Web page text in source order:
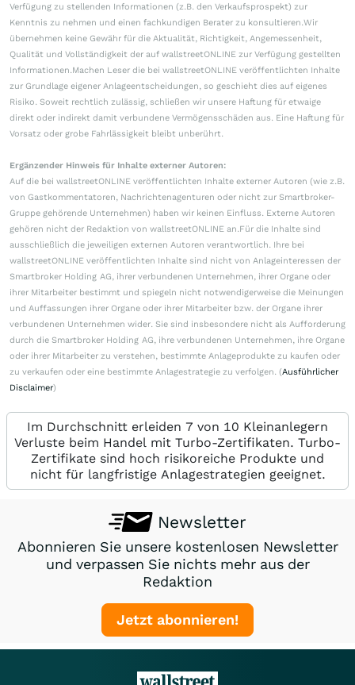
Verfügung zu stellenden Informationen (z.B. den Verkaufsprospekt) zur
Kenntnis zu nehmen und einen fachkundigen Berater zu konsultieren.Wir
übernehmen keine Gewähr für die Aktualität, Richtigkeit, Angemessenheit,
Qualität und Vollständigkeit der auf wallstreetONLINE zur Verfügung gestellten
Informationen.Machen Leser die bei wallstreetONLINE veröffentlichten Inhalte
zur Grundlage eigener Anlageentscheidungen, so geschieht dies auf eigenes
Risiko. Soweit rechtlich zulässig, schließen wir unsere Haftung für etwaige
direkt oder indirekt damit verbundene Vermögensschäden aus. Eine Haftung für
Vorsatz oder grobe Fahrlässigkeit bleibt unberührt.
Ergänzender Hinweis für Inhalte externer Autoren:
Auf die bei wallstreetONLINE veröffentlichten Inhalte externer Autoren (wie z.B.
von Gastkommentatoren, Nachrichtenagenturen oder nicht zur Smartbroker-
Gruppe gehörende Unternehmen) haben wir keinen Einfluss. Externe Autoren
gehören nicht der Redaktion von wallstreetONLINE an.Für die Inhalte sind
ausschließlich die jeweiligen externen Autoren verantwortlich. Ihre bei
wallstreetONLINE veröffentlichten Inhalte sind nicht von Anlageinteressen der
Smartbroker Holding AG, ihrer verbundenen Unternehmen, ihrer Organe oder
ihrer Mitarbeiter bestimmt und spiegeln nicht notwendigerweise die Meinungen
und Auffassungen ihrer Organe oder ihrer Mitarbeiter bzw. der Organe ihrer
verbundenen Unternehmen wider. Sie sind insbesondere nicht als Aufforderung
durch die Smartbroker Holding AG, ihre verbundenen Unternehmen, ihre Organe
oder ihrer Mitarbeiter zu verstehen, bestimmte Anlageprodukte zu kaufen oder
zu verkaufen oder eine bestimmte Anlagestrategie zu verfolgen. (Ausführlicher
Disclaimer)
Im Durchschnitt erleiden 7 von 10 Kleinanlegern
Verluste beim Handel mit Turbo-Zertifikaten. Turbo-
Zertifikate sind hoch risikoreiche Produkte und
nicht für langfristige Anlagestrategien geeignet.
Newsletter
Abonnieren Sie unsere kostenlosen Newsletter
und verpassen Sie nichts mehr aus der
Redaktion
Jetzt abonnieren!